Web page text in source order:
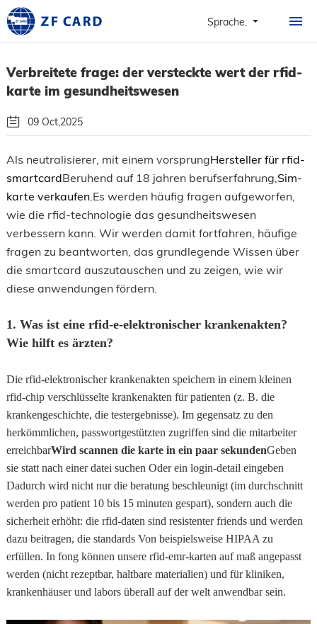
Sprache.
HOME.
RANZOOMEN.
FALL.
JOURNALISMUS
VERBREITETE
VERNETZT.
Verbreitete frage: der versteckte wert der rfid-
karte im gesundheitswesen
09 Oct,2025
Sei Auf Uns Acht.
Als neutralisierer, mit einem vorsprungHersteller für rfid-
smartcardBeruhend auf 18 jahren berufserfahrung,Sim-
karte verkaufen.Es werden häufig fragen aufgeworfen,
wie die rfid-technologie das gesundheitswesen
verbessern kann. Wir werden damit fortfahren, häufige
fragen zu beantworten, das grundlegende Wissen über
die smartcard auszutauschen und zu zeigen, wie wir
diese anwendungen fördern.
1. Was ist eine rfid-e-elektronischer krankenakten?
Wie hilft es ärzten?
Die rfid-elektronischer krankenakten speichern in einem kleinen
rfid-chip verschlüsselte krankenakten für patienten (z. B. die
krankengeschichte, die testergebnisse). Im gegensatz zu den
herkömmlichen, passwortgestützten zugriffen sind die mitarbeiter
erreichbarWird scannen die karte in ein paar sekundenGeben
sie statt nach einer datei suchen Oder ein login-detail eingeben
Dadurch wird nicht nur die beratung beschleunigt (im durchschnitt
werden pro patient 10 bis 15 minuten gespart), sondern auch die
sicherheit erhöht: die rfid-daten sind resistenter friends und werden
dazu beitragen, die standards Von beispielsweise HIPAA zu
erfüllen. In fong können unsere rfid-emr-karten auf maß angepasst
werden (nicht rezeptbar, haltbare materialien) und für kliniken,
krankenhäuser und labors überall auf der welt anwendbar sein.